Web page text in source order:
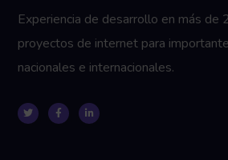
Experiencia de desarrollo en más
proyectos de internet para
nacionales e internacionales.